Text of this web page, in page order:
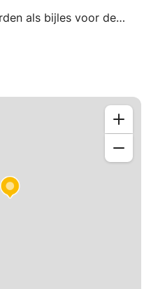
als bijles voor de
begeleiding
zoek zijn naar een